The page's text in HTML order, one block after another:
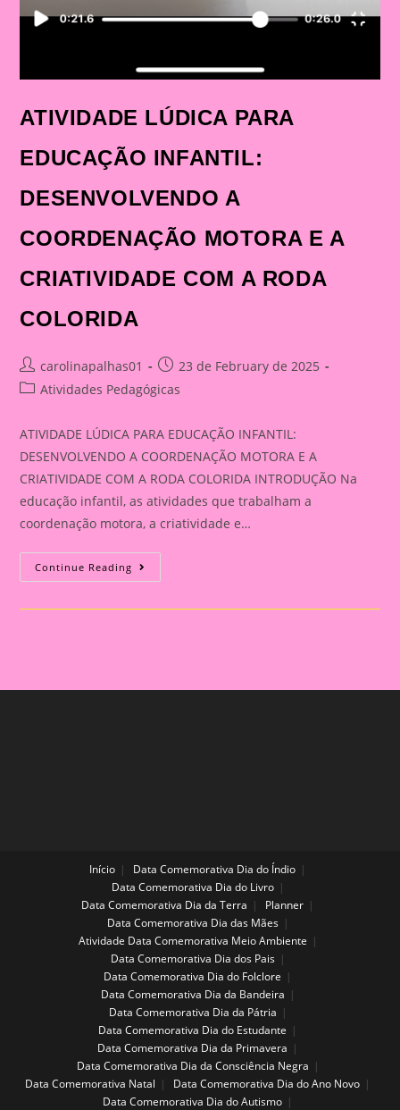
ATIVIDADE LÚDICA PARA
EDUCAÇÃO INFANTIL:
DESENVOLVENDO A
COORDENAÇÃO MOTORA E A
CRIATIVIDADE COM A RODA
COLORIDA
Post
author:
carolinapalhas01
Post
published:
23 de February de 2025
PostAtividades Pedagógicas
ATIVIDADE LÚDICA PARA EDUCAÇÃO INFANTIL:
DESENVOLVENDO A COORDENAÇÃO MOTORA E A
CRIATIVIDADE COM A RODA COLORIDA INTRODUÇÃO Na
educação infantil, as atividades que trabalham a
coordenação motora, a criatividade e…
Continue Reading ATIVIDADE
LÚDICA
EDUCAÇÃO
A
Início
Data Comemorativa Dia do Índio
Data Comemorativa Dia do Livro
Data Comemorativa Dia da Terra
Planner
Data Comemorativa Dia das Mães
Atividade Data Comemorativa Meio Ambiente
Data Comemorativa Dia dos Pais
Data Comemorativa Dia do Folclore
Data Comemorativa Dia da Bandeira
Data Comemorativa Dia da Pátria
Data Comemorativa Dia do Estudante
Data Comemorativa Dia da Primavera
Data Comemorativa Dia da Consciência Negra
Data Comemorativa Natal
Data Comemorativa Dia do Ano Novo
Data Comemorativa Dia do Autismo